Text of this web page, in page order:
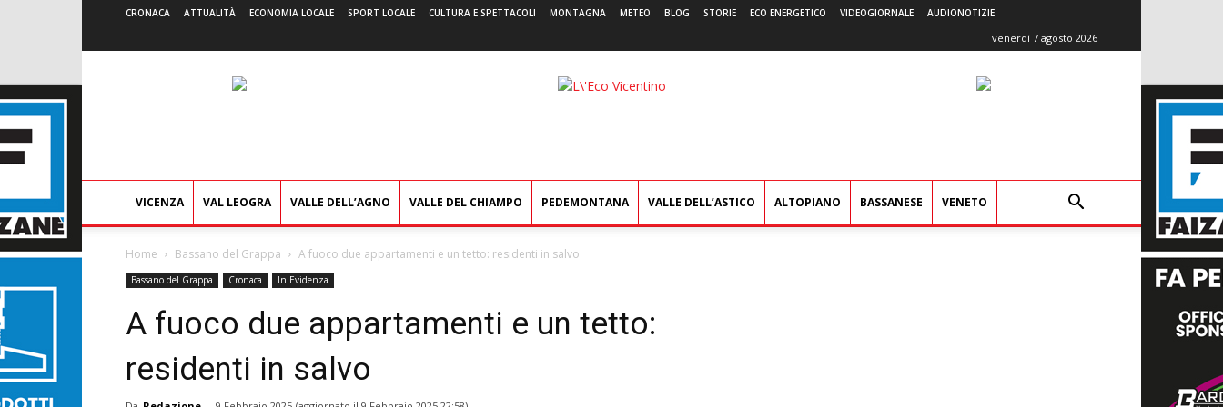
CRONACA ATTUALITÀ ECONOMIA LOCALE SPORT LOCALE CULTURA E SPETTACOLI MONTAGNA METEO BLOG STORIE ECO ENERGETICO VIDEOGIORNALE AUDIONOTIZIE
venerdì 7 agosto 2026
L'Eco
VICENZA VAL LEOGRA VALLE DELL’AGNO VALLE DEL CHIAMPO PEDEMONTANA VALLE DELL’ASTICO ALTOPIANO BASSANESE VENETO
Home Bassano del Grappa A fuoco due appartamenti e un tetto: residenti in salvo
Bassano del Grappa Cronaca In Evidenza
A fuoco due appartamenti e un tetto:
residenti in salvo